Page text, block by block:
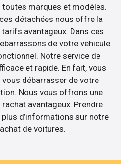
toutes marques et modèles.
détachées nous offre la
avantageux. Dans ces
de votre véhicule
Notre service de
et rapide. En fait, vous
débarrasser de votre
Nous vous offrons une
avantageux. Prendre
d’informations sur notre
de voitures.